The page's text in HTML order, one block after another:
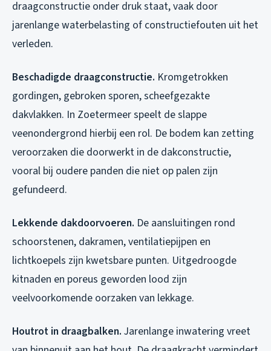
draagconstructie onder druk staat, vaak door
jarenlange waterbelasting of constructiefouten uit het
verleden.
Beschadigde draagconstructie. Kromgetrokken
gordingen, gebroken sporen, scheefgezakte
dakvlakken. In Zoetermeer speelt de slappe
veenondergrond hierbij een rol. De bodem kan zetting
veroorzaken die doorwerkt in de dakconstructie,
vooral bij oudere panden die niet op palen zijn
gefundeerd.
Lekkende dakdoorvoeren. De aansluitingen rond
schoorstenen, dakramen, ventilatiepijpen en
lichtkoepels zijn kwetsbare punten. Uitgedroogde
kitnaden en poreus geworden lood zijn
veelvoorkomende oorzaken van lekkage.
Houtrot in draagbalken. Jarenlange inwatering vreet